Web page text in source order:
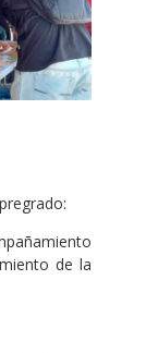
de la